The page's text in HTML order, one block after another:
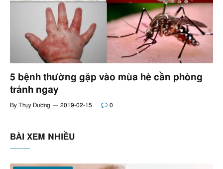
5 bệnh thường gặp vào mùa hè cần phòng
tránh ngay
By Thụy Dương 2019-02-15 0
BÀI XEM NHIỀU